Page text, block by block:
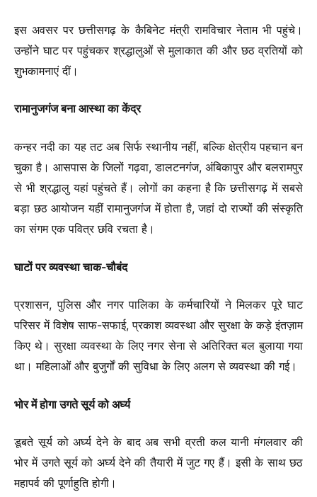
इस अवसर पर छत्तीसगढ़ के कैबिनेट मंत्री रामविचार नेताम भी पहुंचे।
उन्होंने घाट पर पहुंचकर श्रद्धालुओं से मुलाकात की और छठ व्रतियों को
शुभकामनाएं दीं।
रामानुजगंज बना आस्था का केंद्र
कन्हर नदी का यह तट अब सिर्फ स्थानीय नहीं, बल्कि क्षेत्रीय पहचान बन
चुका है। आसपास के जिलों गढ़वा, डालटनगंज, अंबिकापुर और बलरामपुर
से भी श्रद्धालु यहां पहुंचते हैं। लोगों का कहना है कि छत्तीसगढ़ में सबसे
बड़ा छठ आयोजन यहीं रामानुजगंज में होता है, जहां दो राज्यों की संस्कृति
का संगम एक पवित्र छवि रचता है।
घाटों पर व्यवस्था चाक-चौबंद
प्रशासन, पुलिस और नगर पालिका के कर्मचारियों ने मिलकर पूरे घाट
परिसर में विशेष साफ-सफाई, प्रकाश व्यवस्था और सुरक्षा के कड़े इंतज़ाम
किए थे। सुरक्षा व्यवस्था के लिए नगर सेना से अतिरिक्त बल बुलाया गया
था। महिलाओं और बुजुर्गों की सुविधा के लिए अलग से व्यवस्था की गई।
भोर में होगा उगते सूर्य को अर्घ्य
डूबते सूर्य को अर्घ्य देने के बाद अब सभी व्रती कल यानी मंगलवार की
भोर में उगते सूर्य को अर्घ्य देने की तैयारी में जुट गए हैं। इसी के साथ छठ
महापर्व की पूर्णाहुति होगी।